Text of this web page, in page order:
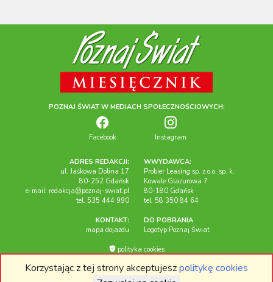
POZNAJ ŚWIAT W MEDIACH SPOŁECZNOŚCIOWYCH:
Facebook Instagram
ADRES REDAKCJI:
ul. Jaśkowa Dolina 17
80-252 Gdańsk
e-mail: redakcja@poznaj-swiat.pl
tel. 535 444 990
KONTAKT:
mapa dojazdu
WWYDAWCA:
Probier Leasing sp. z o.o. sp. k.
Kowale Glazurowa 7
80-180 Gdańsk
tel. 58 350 84 64
DO POBRANIA
Logotyp Poznaj Świat
polityka cookies
Miesięcznik "Poznaj Świat", 2026r. Wszelkie prawa zastrzeżone.
Korzystając z tej strony akceptujeszpolitykę cookies